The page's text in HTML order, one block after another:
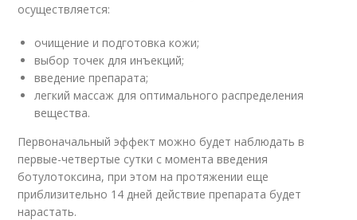
осуществляется:
очищение и подготовка кожи;
выбор точек для инъекций;
введение препарата;
легкий массаж для оптимального распределения
вещества.
Первоначальный эффект можно будет наблюдать в
первые-четвертые сутки с момента введения
ботулотоксина, при этом на протяжении еще
приблизительно 14 дней действие препарата будет
нарастать.